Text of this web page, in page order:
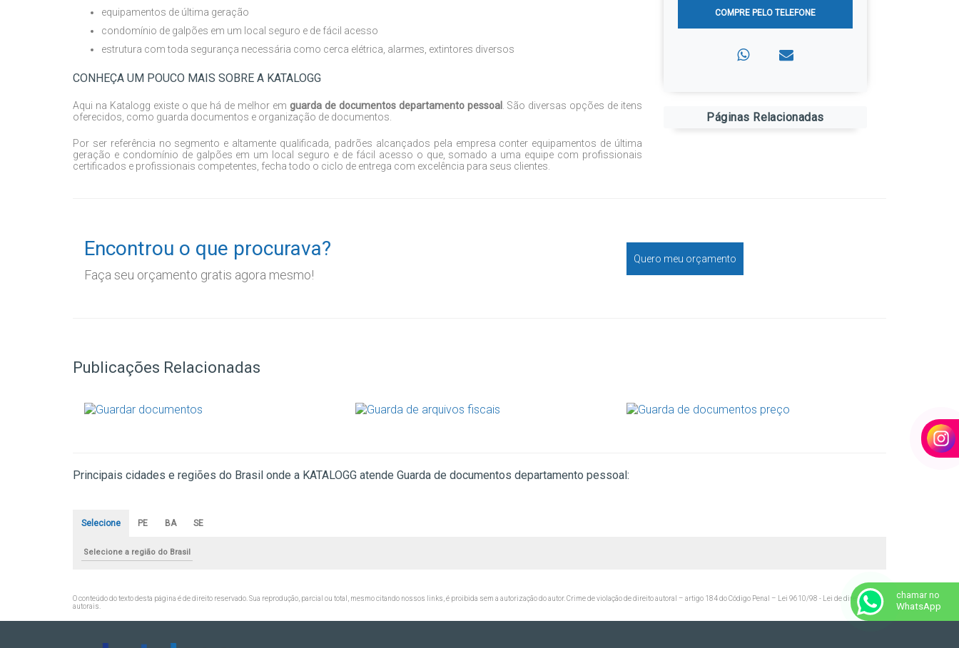
equipamentos de última geração
condomínio de galpões em um local seguro e de fácil acesso
estrutura com toda segurança necessária como cerca elétrica, alarmes, extintores diversos
CONHEÇA UM POUCO MAIS SOBRE A KATALOGG
Aqui na Katalogg existe o que há de melhor em guarda de documentos departamento pessoal. São diversas opções de itens
oferecidos, como guarda documentos e organização de documentos.
Por ser referência no segmento e altamente qualificada, padrões alcançados pela empresa conter equipamentos de última
geração e condomínio de galpões em um local seguro e de fácil acesso o que, somado a uma equipe com profissionais
certificados e profissionais competentes, fecha todo o ciclo de entrega com excelência para seus clientes.
COMPRE PELO TELEFONE
Páginas Relacionadas
Encontrou o que procurava?
Faça seu orçamento gratis agora mesmo!
Quero meu orçamento
Publicações Relacionadas
Principais cidades e regiões do Brasil onde a KATALOGG atende Guarda de documentos departamento pessoal:
Selecione PE BA SE
Selecione a região do Brasil
O conteúdo do texto desta página é de direito reservado. Sua reprodução, parcial ou total, mesmo citando nossos links, é proibida sem a autorização do autor. Crime de violação de direito autoral – artigo 184 do Código Penal –
Lei 9610/98 - Lei de direitos
autorais
chamar no
WhatsApp